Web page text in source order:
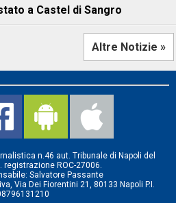
a Castel di Sangro
Altre Notizie »
n.46 aut. Tribunale di Napoli del
registrazione ROC-27006.
Salvatore Passante
Via Dei Fiorentini 21, 80133 Napoli P.I.